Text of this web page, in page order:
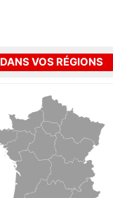
DANS VOS RÉGIONS